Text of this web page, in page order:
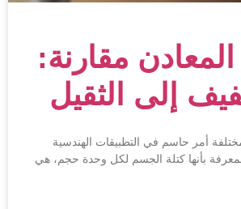
مقارنة:
إلى الثقيل
أمر حاسم في التطبيقات الهندسية
المعرفة بأنها كتلة الجسم لكل وحدة حجم، هي